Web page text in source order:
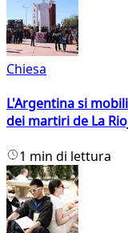
Chiesa
L'Argentina si
dei martiri de La
1 min di lettura